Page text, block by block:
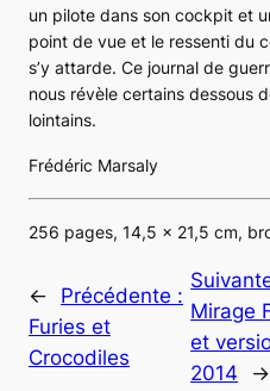
un pilote dans son cockpit et
point de vue et le ressenti du
s’y attarde. Ce journal de
nous révèle certains dessous
lointains.
Frédéric Marsaly
256 pages, 14,5 x 21,5 cm,
←
Précédente :
Furies et
Crocodiles
Mirage
et
2014
→